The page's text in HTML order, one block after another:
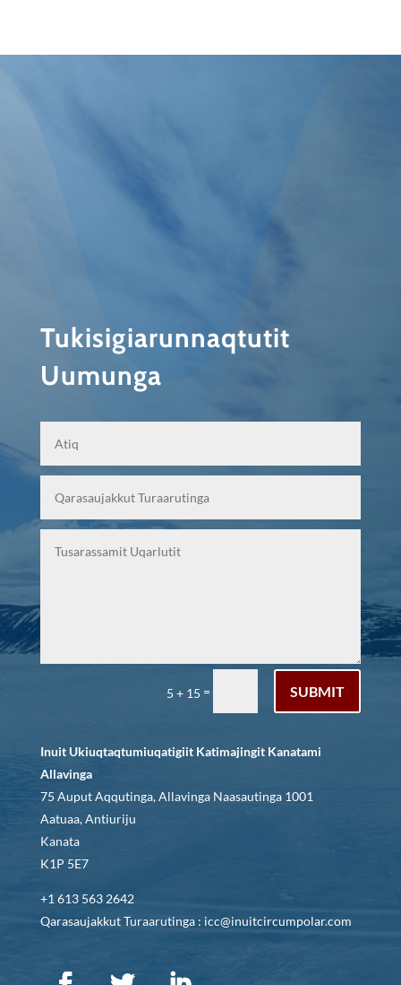
Tukisigiarunnaqtutit
Uumunga
5 + 15 = SUBMIT
Inuit Ukiuqtaqtumiuqatigiit Katimajingit Kanatami
Allavinga
75 Auput Aqqutinga, Allavinga Naasautinga 1001
Aatuaa, Antiuriju
Kanata
K1P 5E7
+1 613 563 2642
Qarasaujakkut Turaarutinga : icc@inuitcircumpolar.com